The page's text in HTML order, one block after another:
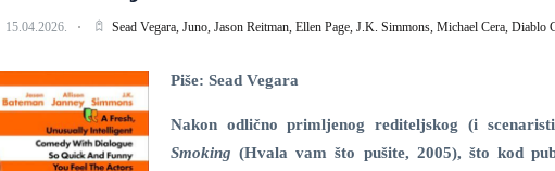
15.04.2026. Sead Vegara, Juno, Jason Reitman, Ellen Page, J.K. Simmons, Michael Cera, Diablo
Piše: Sead Vegara
Nakon odlično primljenog rediteljskog (i
Smoking(Hvala vam što pušite, 2005), što kod